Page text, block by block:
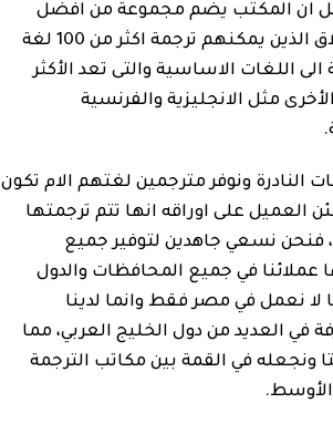
ان المكتب يضم مجموعة من افضل
المترجمين على الاطلاق الذين يمكنهم ترجمة اكثر من 100 لغة
الى اللغات الاساسية والتى تعد الأكثر
مثل الانجليزية والفرنسية
النادرة ونوفر مترجمين لغتهم الام تكون
العميل على اوراقه انها تتم ترجمتها
فنحن نسعي جاهدين لتوفير جميع
عملائنا في جميع المحافظات والدول
لا نعمل في مصر فقط وانما لدينا
العديد من دول الخليج العربي، مما
ونجعله في القمة بين مكاتب الترجمة